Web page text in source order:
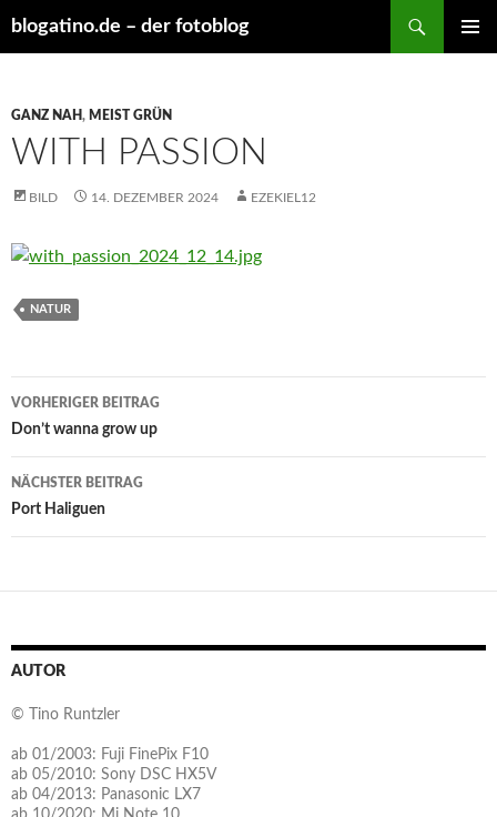
blogatino.de – der fotoblog
GANZ NAH, MEIST GRÜN
WITH PASSION
BILD 14. DEZEMBER 2024 EZEKIEL12
NATUR
Beitragsnavigation
VORHERIGER BEITRAG
Don’t wanna grow up
NÄCHSTER BEITRAG
Port Haliguen
AUTOR
© Tino Runtzler
ab 01/2003: Fuji FinePix F10
ab 05/2010: Sony DSC HX5V
ab 04/2013: Panasonic LX7